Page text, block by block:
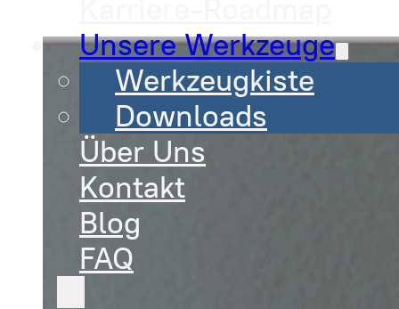
Unsere Werkzeuge
Werkzeugkiste
Downloads
Über Uns
Kontakt
Blog
FAQ